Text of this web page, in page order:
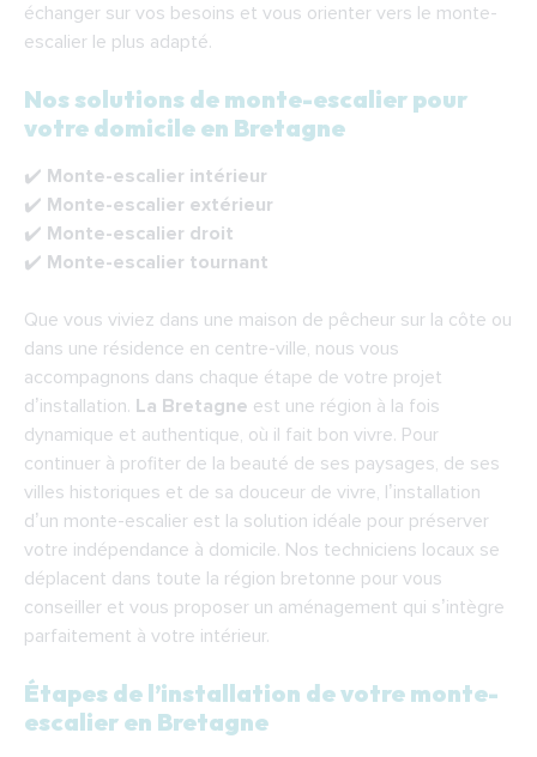
Financer votre monte-escalier en Bretagne
pour l’installation d’un monte-escalier en
Bretagne
F.A.Q.
échanger sur vos besoins et vous orienter vers le monte-
escalier le plus adapté.
Nos solutions de monte-escalier pour
votre domicile en Bretagne
✔️ Monte-escalier intérieur
✔️ Monte-escalier extérieur
✔️ Monte-escalier droit
✔️ Monte-escalier tournant
Que vous viviez dans une maison de pêcheur sur la côte ou
dans une résidence en centre-ville, nous vous
accompagnons dans chaque étape de votre projet
d’installation. La Bretagne est une région à la fois
dynamique et authentique, où il fait bon vivre. Pour
continuer à profiter de la beauté de ses paysages, de ses
villes historiques et de sa douceur de vivre, l’installation
d’un monte-escalier est la solution idéale pour préserver
votre indépendance à domicile. Nos techniciens locaux se
déplacent dans toute la région bretonne pour vous
conseiller et vous proposer un aménagement qui s’intègre
parfaitement à votre intérieur.
Étapes de l’installation de votre monte-
escalier en Bretagne